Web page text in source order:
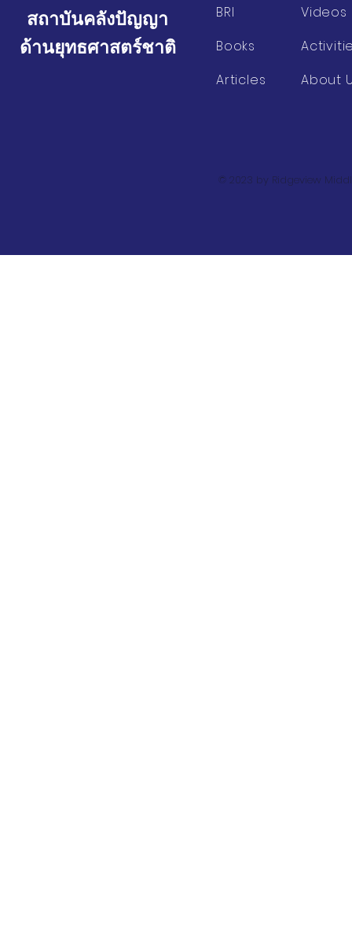
สถาบันคลังปัญญา
ด้านยุทธศาสตร์ชาติ
BRI
Books
Articles
Videos
About
© 2023 by Ridgeview